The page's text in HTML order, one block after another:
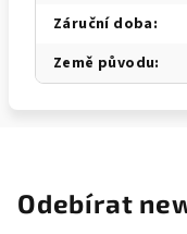
Záruční doba:
Země původu:
Odebírat